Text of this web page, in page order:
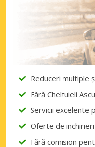
Reduceri multiple
Fără Cheltuieli
Servicii excelente
Oferte de
Fără comision